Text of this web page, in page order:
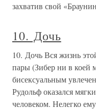
захватив свой
10. Дочь
10. Дочь Вся жизнь
пары (Зибер ни в коей
бисексуальным
Рудольф оказался
человеком. Нелегко